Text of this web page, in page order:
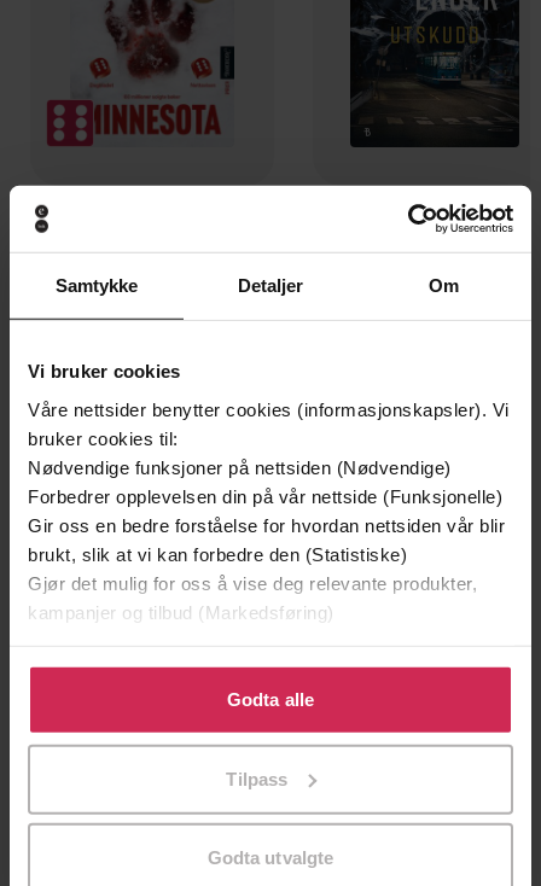
Samtykke Detaljer Om
Vi bruker cookies
Våre nettsider benytter cookies (informasjonskapsler). Vi
bruker cookies til:
Nødvendige funksjoner på nettsiden (Nødvendige)
Forbedrer opplevelsen din på vår nettside (Funksjonelle)
Gir oss en bedre forståelse for hvordan nettsiden vår blir
brukt, slik at vi kan forbedre den (Statistiske)
Gjør det mulig for oss å vise deg relevante produkter,
kampanjer og tilbud (Markedsføring)
Klikk på «Godta alle» for å gi oss ditt samtykke til å
bruke cookies for alle disse formålene. Du kan også
tilpasse ditt samtykke til spesifikke formål ved å klikke
Godta alle
Tilpass
Godta utvalgte
Minnesota
Jo Nesbø
349,-
Utskudd
Jørn Lier Horst
Forfattere Elaine Weiss
(innleser), Tavia Gilbert (innleser)
Forlag Weidenfeld & Nicolson
Utgitt 07.03.2019
Lengde 16:28
Sjanger Historie,Dokumentar og fakta,Politikk og
Språk English